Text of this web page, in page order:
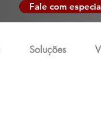
Fale com
Soluções